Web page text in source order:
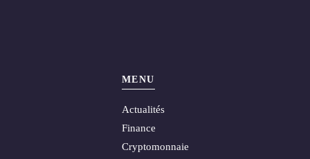
MENU
Actualités
Finance
Cryptomonnaie